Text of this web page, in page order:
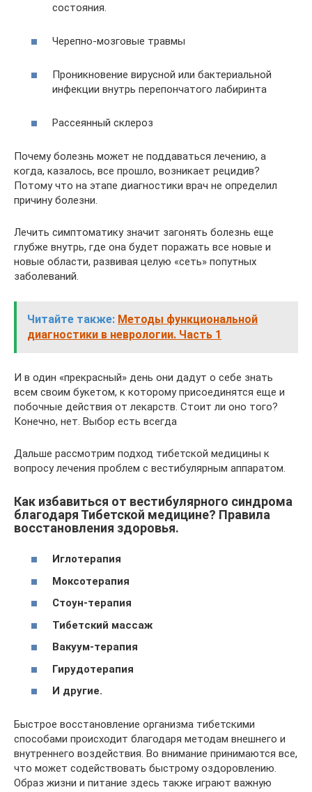
состояния.
Черепно-мозговые травмы
Проникновение вирусной или бактериальной
инфекции внутрь перепончатого лабиринта
Рассеянный склероз
Почему болезнь может не поддаваться лечению, а
когда, казалось, все прошло, возникает рецидив?
Потому что на этапе диагностики врач не определил
причину болезни.
Лечить симптоматику значит загонять болезнь еще
глубже внутрь, где она будет поражать все новые и
новые области, развивая целую «сеть» попутных
заболеваний.
Читайте также: Методы функциональной
диагностики в неврологии. Часть 1
И в один «прекрасный» день они дадут о себе знать
всем своим букетом, к которому присоединятся еще и
побочные действия от лекарств. Стоит ли оно того?
Конечно, нет. Выбор есть всегда
Дальше рассмотрим подход тибетской медицины к
вопросу лечения проблем с вестибулярным аппаратом.
Как избавиться от вестибулярного синдрома
благодаря Тибетской медицине? Правила
восстановления здоровья.
Иглотерапия
Моксотерапия
Стоун-терапия
Тибетский массаж
Вакуум-терапия
Гирудотерапия
И другие.
Быстрое восстановление организма тибетскими
способами происходит благодаря методам внешнего и
внутреннего воздействия. Во внимание принимаются все,
что может содействовать быстрому оздоровлению.
Образ жизни и питание здесь также играют важную